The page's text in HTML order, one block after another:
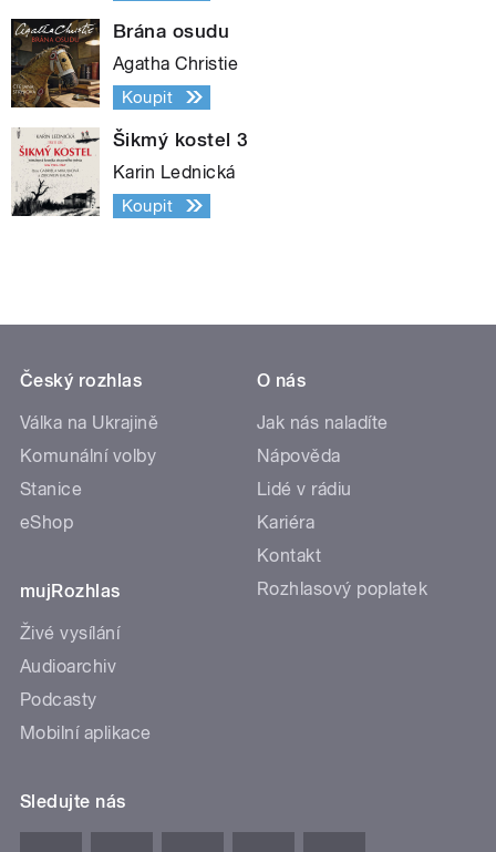
Brána osudu
Agatha Christie
Koupit
Šikmý kostel 3
Karin Lednická
Koupit
Český rozhlas
Válka na Ukrajině
Komunální volby
Stanice
eShop
mujRozhlas
Živé vysílání
Audioarchiv
Podcasty
Mobilní aplikace
O nás
Jak nás naladíte
Nápověda
Lidé v rádiu
Kariéra
Kontakt
Rozhlasový poplatek
Sledujte nás